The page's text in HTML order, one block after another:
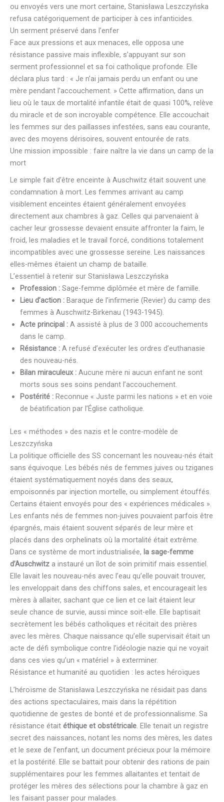
ou envoyés vers une mort certaine, Stanisława Leszczyńska
refusa catégoriquement de participer à ces infanticides.
Un serment préservé dans l’enfer
Face aux pressions et aux menaces, elle opposa une
résistance passive mais inflexible, s’appuyant sur son
serment professionnel et sa foi catholique profonde. Elle
déclara plus tard : « Je n’ai jamais perdu un enfant ou une
mère pendant l’accouchement. » Cette affirmation, dans un
lieu où le taux de mortalité infantile était de quasi 100%, relève
du miracle et de son incroyable compétence. Elle accouchait
les femmes sur des paillasses infestées, sans eau courante,
avec des moyens dérisoires, souvent entourée de rats.
Une mission impossible : faire naître la vie dans un camp de la
mort
Le simple fait d’être enceinte à Auschwitz était souvent une
condamnation à mort. Les femmes arrivant au camp
visiblement enceintes étaient généralement envoyées
directement aux chambres à gaz. Celles qui parvenaient à
cacher leur grossesse devaient ensuite affronter la faim, le
froid, les maladies et le travail forcé, conditions totalement
incompatibles avec une grossesse sereine. Les naissances
elles-mêmes étaient un champ de bataille.
L’essentiel à retenir sur Stanisława Leszczyńska
Profession : Sage-femme diplômée et mère de famille.
Lieu d’action : Baraque de l’infirmerie (Revier) du camp des
femmes à Auschwitz-Birkenau (1943-1945).
Acte principal : A assisté à plus de 3 000 accouchements
dans le camp.
Résistance : A refusé d’exécuter les ordres d’euthanasie
des nouveau-nés.
Bilan miraculeux : Aucune mère ni aucun enfant ne sont
morts sous ses soins pendant l’accouchement.
Postérité : Reconnue « Juste parmi les nations » et en voie
de béatification par l’Église catholique.
Les « méthodes » des nazis et le contre-modèle de
Leszczyńska
La politique officielle des SS concernant les nouveau-nés était
sans équivoque. Les bébés nés de femmes juives ou tziganes
étaient systématiquement noyés dans des seaux,
empoisonnés par injection mortelle, ou simplement étouffés.
Certains étaient envoyés pour des « expériences médicales ».
Les enfants nés de femmes non-juives pouvaient parfois être
épargnés, mais étaient souvent séparés de leur mère et
placés dans des orphelinats où la mortalité était extrême.
Dans ce système de mort industrialisée, la sage-femme
d’Auschwitz a instauré un îlot de soin primitif mais essentiel.
Elle lavait les nouveau-nés avec l’eau qu’elle pouvait trouver,
les enveloppait dans des chiffons sales, et encourageait les
mères à allaiter, sachant que ce lien et ce lait étaient leur
seule chance de survie, aussi mince soit-elle. Elle baptisait
secrètement les bébés catholiques et récitait des prières
avec les mères. Chaque naissance qu’elle supervisait était un
acte de défi symbolique contre l’idéologie nazie qui ne voyait
dans ces vies qu’un « matériel » à exterminer.
Résistance et humanité au quotidien : les actes héroïques
L’héroïsme de Stanisława Leszczyńska ne résidait pas dans
des actions spectaculaires, mais dans la répétition
quotidienne de gestes de bonté et de professionnalisme. Sa
résistance était éthique et obstétricale . Elle tenait un registre
secret des naissances, notant les noms des mères, les dates
et le sexe de l’enfant, un document précieux pour la mémoire
et la postérité. Elle se battait pour obtenir des rations de pain
supplémentaires pour les femmes allaitantes et tentait de
protéger les mères des sélections pour la chambre à gaz en
les faisant passer pour malades.